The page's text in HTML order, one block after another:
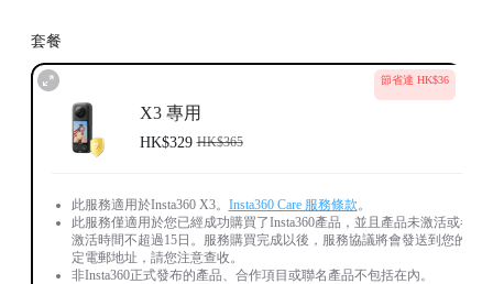
套餐
節省達 HK$36
X3 專用
HK$329 HK$365
此服務適用於Insta360 X3。 Insta360 Care 服務條款 。
此服務僅適用於您已經成功購買了Insta360產品，並且產品未激活或者
激活時間不超過15日。服務購買完成以後，服務協議將會發送到您的指
定電郵地址，請您注意查收。
非Insta360正式發布的產品、合作項目或聯名產品不包括在內。